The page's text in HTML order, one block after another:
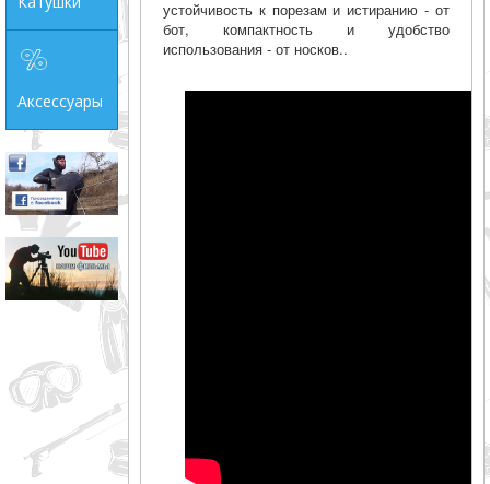
Аксессуары
устойчивость к порезам и истиранию - от
бот, компактность и удобство
использования - от носков..